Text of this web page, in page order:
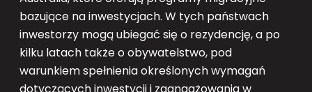
bazujące na inwestycjach. W tych państwach
inwestorzy mogą ubiegać się o rezydencję, a po
kilku latach także o obywatelstwo, pod
warunkiem spełnienia określonych wymagań